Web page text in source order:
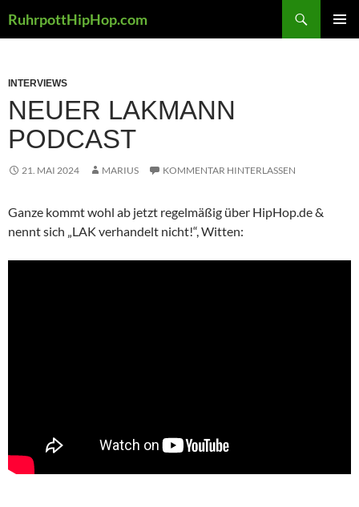
Inhalt
RuhrpottHipHop.com
INTERVIEWS
NEUER LAKMANN
PODCAST
21. MAI 2024 MARIUS KOMMENTAR HINTERLASSEN
Ganze kommt wohl ab jetzt regelmäßig über HipHop.de &
nennt sich „LAK verhandelt nicht!“, Witten: